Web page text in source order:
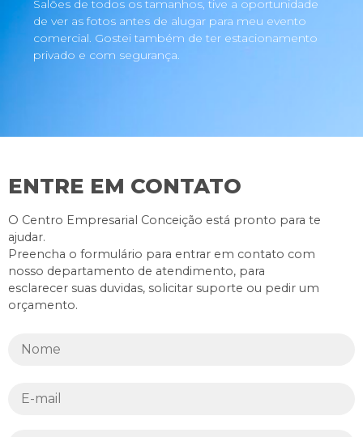
Salões de todos os tamanhos, tive a oportunidade
de ver as fotos antes de alugar para meu evento
comercial. Gostei também de ter estacionamento
privado e com segurança.
ENTRE EM CONTATO
O Centro Empresarial Conceição está pronto para te
ajudar.
Preencha o formulário para entrar em contato com
nosso departamento de atendimento, para
esclarecer suas duvidas, solicitar suporte ou pedir um
orçamento.